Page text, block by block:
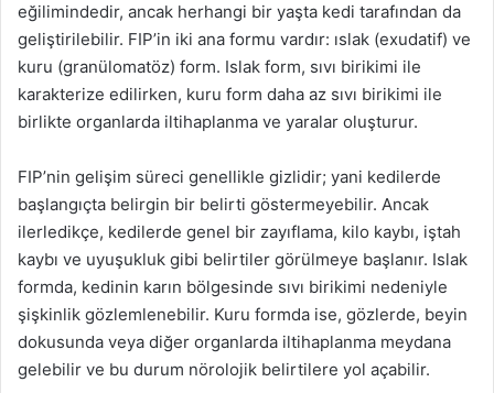
eğilimindedir, ancak herhangi bir yaşta kedi tarafından da
geliştirilebilir. FIP’in iki ana formu vardır: ıslak (exudatif) ve
kuru (granülomatöz) form. Islak form, sıvı birikimi ile
karakterize edilirken, kuru form daha az sıvı birikimi ile
birlikte organlarda iltihaplanma ve yaralar oluşturur.
FIP’nin gelişim süreci genellikle gizlidir; yani kedilerde
başlangıçta belirgin bir belirti göstermeyebilir. Ancak
ilerledikçe, kedilerde genel bir zayıflama, kilo kaybı, iştah
kaybı ve uyuşukluk gibi belirtiler görülmeye başlanır. Islak
formda, kedinin karın bölgesinde sıvı birikimi nedeniyle
şişkinlik gözlemlenebilir. Kuru formda ise, gözlerde, beyin
dokusunda veya diğer organlarda iltihaplanma meydana
gelebilir ve bu durum nörolojik belirtilere yol açabilir.